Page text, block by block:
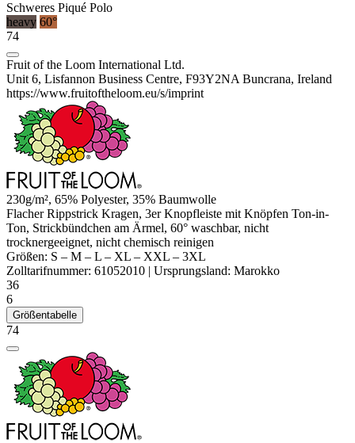
Schweres Piqué Polo
heavy 60°
74
Fruit of the Loom International Ltd.
Unit 6, Lisfannon Business Centre, F93Y2NA Buncrana, Ireland
https://www.fruitoftheloom.eu/s/imprint
230g/m², 65% Polyester, 35% Baumwolle
FlacherRippstrick Kragen, 3er Knopfleiste mit Knöpfen Ton-in-
Ton, Strickbündchen am Ärmel, 60° waschbar, nicht
trocknergeeignet, nicht chemisch reinigen
Größen: S – M – L – XL – XXL – 3XL
Zolltarifnummer: 61052010 | Ursprungsland: Marokko
36
6
Größentabelle
74